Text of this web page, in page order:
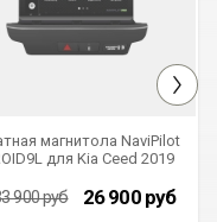
7 000 РУБ
магнитола NaviPilot
для Kia Ceed 2019
900руб 26 900 руб